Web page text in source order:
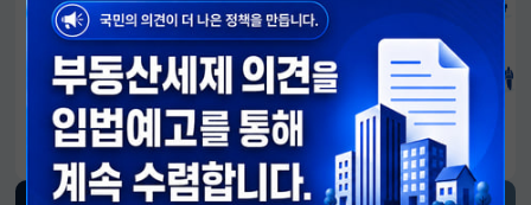
알림판
국민이 만든 대전환의 길-회복과 도약, 모두의 1년